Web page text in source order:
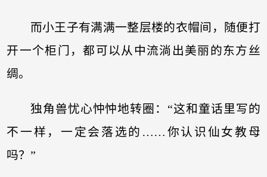
而小王子有满满一整层楼的衣帽间，随便打
开一个柜门，都可以从中流淌出美丽的东方丝
绸。
独角兽忧心忡忡地转圈：“这和童话里写的
不一样，一定会落选的……你认识仙女教母
吗？”